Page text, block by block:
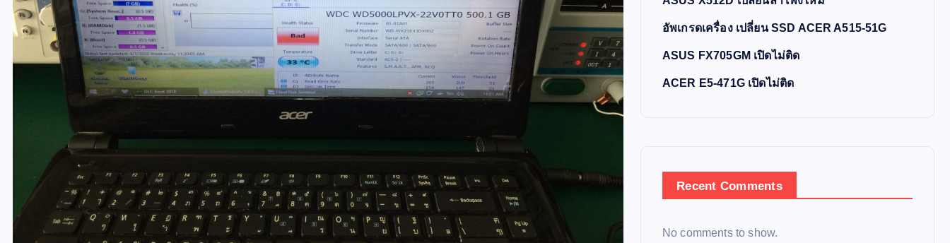
อัพเกรดเครื่อง เปลี่ยน SSD ACER A515-51G
ASUS FX705GM เปิดไม่ติด
ACER E5-471G เปิดไม่ติด
Recent Comments
No comments to show.